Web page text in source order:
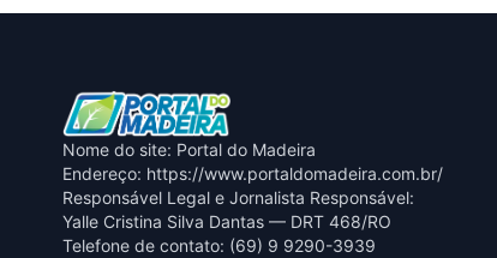
Nome do site: Portal do Madeira
Endereço: https://www.portaldomadeira.com.br/
Responsável Legal e Jornalista Responsável:
Yalle Cristina Silva Dantas — DRT 468/RO
Telefone de contato: (69) 9 9290-3939